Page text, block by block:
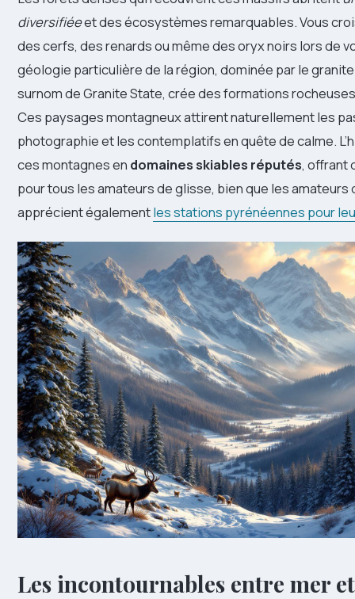
diversifiéeet des écosystèmes remarquables. Vous
des cerfs, des renards ou même des oryx noirs lors de
géologie particulière de la région, dominée par le
surnom de Granite State, crée des formations
Ces paysages montagneux attirent naturellement les
photographie et les contemplatifs en quête de calme.
ces montagnes en domaines skiables réputés, offrant
pour tous les amateurs de glisse, bien que les amateurs
apprécient égalementles stations pyrénéennes pour
Les incontournables entre mer